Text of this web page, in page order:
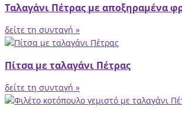
Ταλαγάνι Πέτρας με αποξηραμένα
δείτε τη συνταγή »
Πίτσα με ταλαγάνι Πέτρας
δείτε τη συνταγή »